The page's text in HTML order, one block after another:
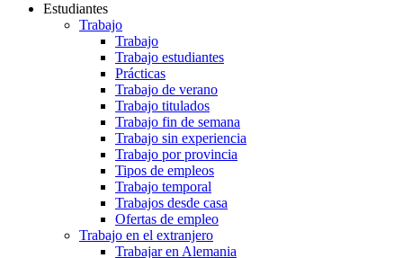
Estudiantes
Trabajo
Trabajo
Trabajo estudiantes
Prácticas
Trabajo de verano
Trabajo titulados
Trabajo fin de semana
Trabajo sin experiencia
Trabajo por provincia
Tipos de empleos
Trabajo temporal
Trabajos desde casa
Ofertas de empleo
Trabajo en el extranjero
Trabajar en Alemania